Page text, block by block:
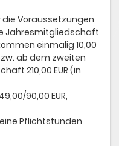
Voraussetzungen
Jahresmitgliedschaft
einmalig 10,00
ab dem zweiten
210,00 EUR (in
90,00 EUR,
Pflichtstunden